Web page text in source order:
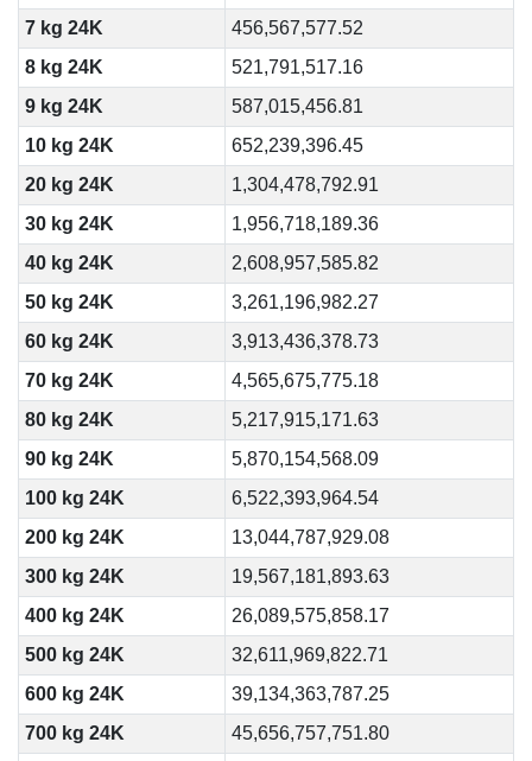
7 kg 24K
456,567,577.52
8 kg 24K
521,791,517.16
9 kg 24K
587,015,456.81
10 kg 24K
652,239,396.45
20 kg 24K
1,304,478,792.91
30 kg 24K
1,956,718,189.36
40 kg 24K
2,608,957,585.82
50 kg 24K
3,261,196,982.27
60 kg 24K
3,913,436,378.73
70 kg 24K
4,565,675,775.18
80 kg 24K
5,217,915,171.63
90 kg 24K
5,870,154,568.09
100 kg 24K
6,522,393,964.54
200 kg 24K
13,044,787,929.08
300 kg 24K
19,567,181,893.63
400 kg 24K
26,089,575,858.17
500 kg 24K
32,611,969,822.71
600 kg 24K
39,134,363,787.25
700 kg 24K
45,656,757,751.80